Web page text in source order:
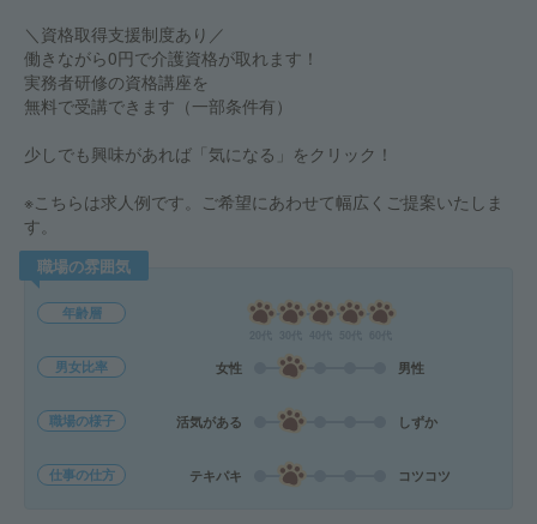
＼資格取得支援制度あり／
働きながら0円で介護資格が取れます！
実務者研修の資格講座を
無料で受講できます（一部条件有）
少しでも興味があれば「気になる」をクリック！
※こちらは求人例です。ご希望にあわせて幅広くご提案いたしま
す。
職場の雰囲気
年齢層
男女比率 女性 男性
職場の様子 活気がある しずか
仕事の仕方 テキパキ コツコツ